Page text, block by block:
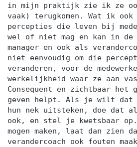
in mijn praktijk zie ik ze
vaak) terugkomen. Wat ik
percepties die leven bij
wel of niet mag en kan in
manager en ook als
niet eenvoudig om die
veranderen, voor de
werkelijkheid waar ze aan
Consequent en zichtbaar het
geven helpt. Als je wilt dat
hun nek uitsteken, doe dat
ook, en stel je kwetsbaar
mogen maken, laat dan zien
verandercoach ook fouten